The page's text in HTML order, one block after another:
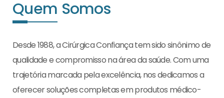
Quem Somos
Desde 1988, a Cirúrgica Confiança tem sido sinônimo de
qualidade e compromisso na área da saúde. Com uma
trajetória marcada pela excelência, nos dedicamos a
oferecer soluções completas em produtos médico-